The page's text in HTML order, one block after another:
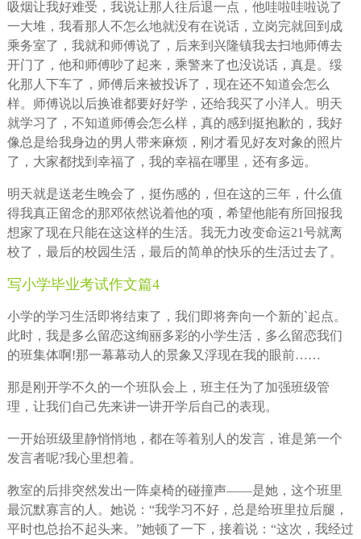
吸烟让我好难受，我说让那人往后退一点，他哇啦哇啦说了
一大堆，我看那人不怎么地就没有在说话，立岗完就回到成
乘务室了，我就和师傅说了，后来到兴隆镇我去扫地师傅去
开门了，他和师傅吵了起来，乘警来了也没说话，真是。绥
化那人下车了，师傅后来被投诉了，现在还不知道会怎么
样。师傅说以后换谁都要好好学，还给我买了小洋人。明天
就学习了，不知道师傅会怎么样，真的感到挺抱歉的，我好
像总是给我身边的男人带来麻烦，刚才看见好友对象的照片
了，大家都找到幸福了，我的幸福在哪里，还有多远。
明天就是送老生晚会了，挺伤感的，但在这的三年，什么值
得我真正留念的那邓依然说着他的项，希望他能有所回报我
想家了现在只能在这这样的生活。我无力改变命运21号就离
校了，最后的校园生活，最后的简单的快乐的生活过去了。
写小学毕业考试作文篇4
小学的学习生活即将结束了，我们即将奔向一个新的`起点。
此时，我是多么留恋这绚丽多彩的小学生活，多么留恋我们
的班集体啊!那一幕幕动人的景象又浮现在我的眼前……
那是刚开学不久的一个班队会上，班主任为了加强班级管
理，让我们自己先来讲一讲开学后自己的表现。
一开始班级里静悄悄地，都在等着别人的发言，谁是第一个
发言者呢?我心里想着。
教室的后排突然发出一阵桌椅的碰撞声——是她，这个班里
最沉默寡言的人。她说：“我学习不好，总是给班里拉后腿，
平时也总抬不起头来。”她顿了一下，接着说：“这次，我经过